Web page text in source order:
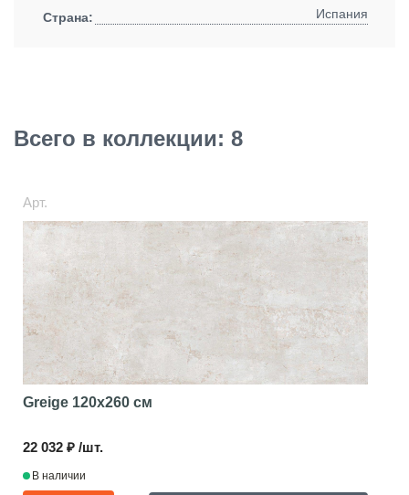
Страна: Испания
Всего в коллекции: 8
Арт.
Greige 120x260 см
22 032 ₽ /шт.
В наличии